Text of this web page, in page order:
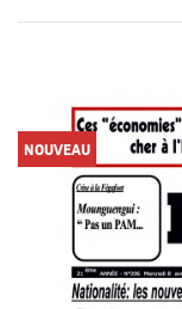
NOUVEAU